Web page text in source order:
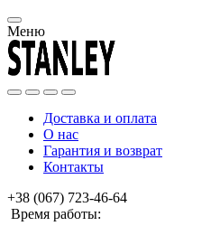
Меню
Доставка и оплата
О нас
Гарантия и возврат
Контакты
+38 (067) 723-46-64
Время работы: